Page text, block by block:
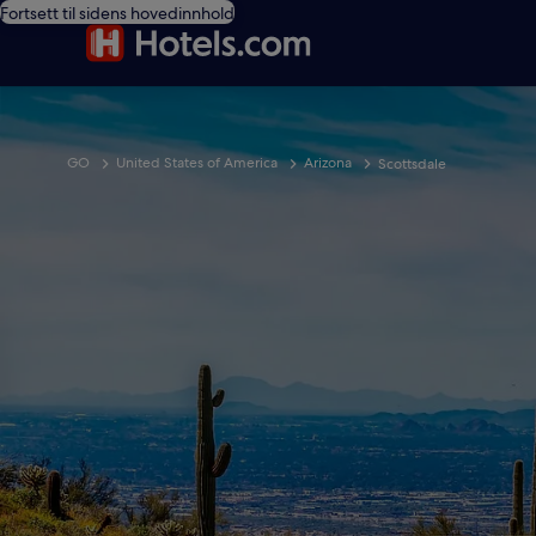
Fortsett til sidens hovedinnhold
GO United States of America Arizona Scottsdale